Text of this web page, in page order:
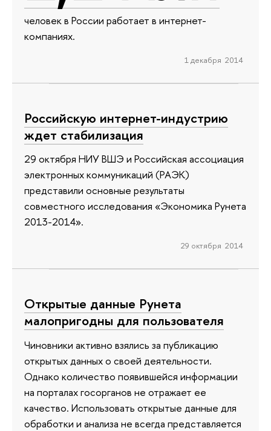
человек в России работает в интернет-
компаниях.
1 декабря 2014
Российскую интернет-индустрию
ждет стабилизация
29 октября НИУ ВШЭ и Российская ассоциация
электронных коммуникаций (РАЭК)
представили основные результаты
совместного исследования «Экономика Рунета
2013-2014».
29 октября 2014
Открытые данные Рунета
малопригодны для пользователя
Чиновники активно взялись за публикацию
открытых данных о своей деятельности.
Однако количество появившейся информации
на порталах госорганов не отражает ее
качество. Использовать открытые данные для
обработки и анализа не всегда представляется